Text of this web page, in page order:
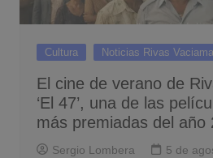
Cultura Noticias Rivas
El cine de verano de
‘El 47’, una de las
más premiadas del año
Sergio Lombera 5 de